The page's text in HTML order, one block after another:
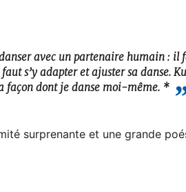
avec un partenaire humain :
s’y adapter et ajuster sa danse.
façon dont je danse moi-même. *
surprenante et une grande